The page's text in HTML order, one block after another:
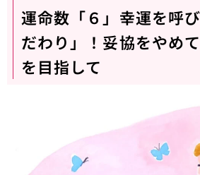
運命数「６」幸運を呼
だわり」！妥協をやめ
を目指して